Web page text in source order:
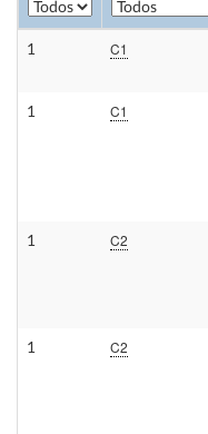
1 C1
1 C1
1 C2
1 C2